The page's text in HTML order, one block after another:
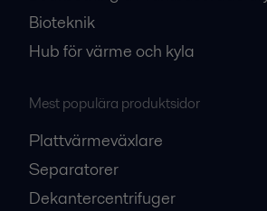
Bioteknik
Hub för värme och kyla
Mest populära produktsidor
Plattvärmeväxlare
Separatorer
Dekantercentrifuger